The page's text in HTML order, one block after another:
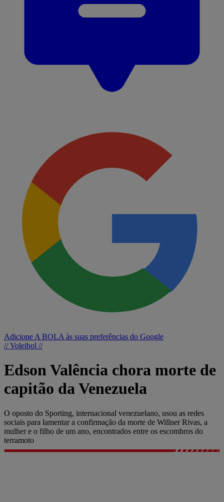
Adicione A BOLA às suas preferências do Google
// Voleibol //
Edson Valência chora morte de
capitão da Venezuela
O oposto do Sporting, internacional venezuelano, usou as redes
sociais para lamentar a confirmação da morte de Willner Rivas, a
mulher e o filho de um ano, encontrados entre os escombros do
terramoto